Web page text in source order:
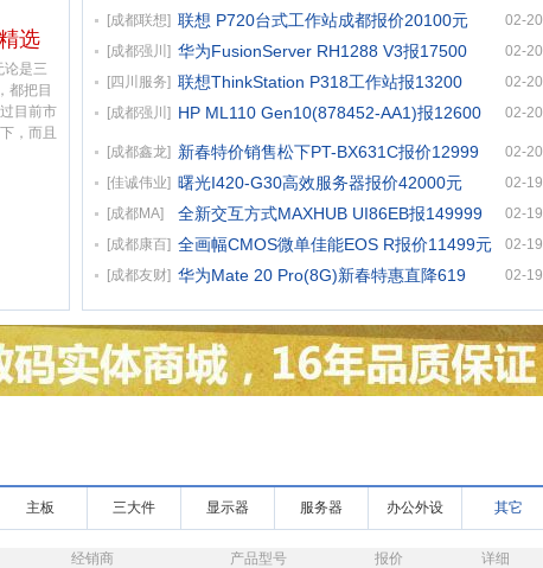
选
论是三
都把目
目前市
，而且
联想 P720台式工作站成都报价20100元
[成都联想] 02-20
华为FusionServer RH1288 V3报17500
[成都强川 ] 02-20
联想ThinkStation P318工作站报13200
[四川服务] 02-20
HP ML110 Gen10(878452-AA1)报12600
[成都强川 ] 02-20
新春特价销售松下PT-BX631C报价12999
[成都鑫龙] 02-20
曙光I420-G30高效服务器报价42000元
[佳诚伟业] 02-19
全新交互方式MAXHUB UI86EB报149999
[成都MA] 02-19
全画幅CMOS微单佳能EOS R报价11499元
[成都康百] 02-19
华为Mate 20 Pro(8G)新春特惠直降619
[成都友财] 02-19
主板 三大件 显示器 服务器 办公外设 其它
经销商 产品型号 报价 详细